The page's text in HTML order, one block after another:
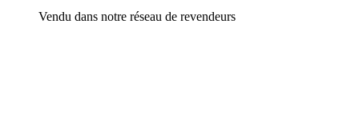
Vendu dans notre réseau de revendeurs